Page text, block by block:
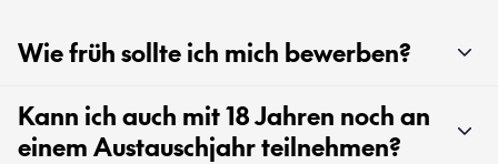
Wie früh sollte ich mich bewerben?
Kann ich auch mit 18 Jahren noch an
einem Austauschjahr teilnehmen?